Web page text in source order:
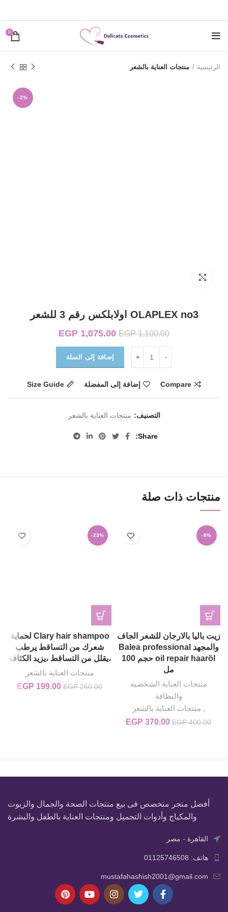
0
الرئيسية منتجات العناية بالشعر
-2%
OLAPLEX no3 اولابلكس رقم 3 للشعر
EGP1,100.00
السعر الأصلي هو:
EGP 1,100.00.
EGP 1,075.00
إضافة إلى السلة
Compare إضافة إلى المفضلة Size Guide
التصنيف: منتجات العناية بالشعر
Share
منتجات ذات صلة
-8%
زيت باليا بالارجان للشعر الجاف
والمجهد Balea professional
oil repair haaröl حجم 100
مل
منتجات العناية الشخصية
والنظافة
, منتجات العناية بالشعر
EGP400.00 السعر الأصلي هو: EGP 400.00.
EGP 370.00
-23%
Clary hair shampoo لحماية
شعرك من التساقط يرطب
،يقلل من التساقط ،يزيد الكثافة
منتجات العناية بالشعر
EGP260.00
السعر الأصلي
EGP 199.00
أفضل متجر متخصص فى بيع منتجات الصحة والجمال والزيوت
والمكياج وأدوات التجميل ومنتجات العناية بالطفل والبشرة
القاهرة - مصر
هاتف: 01125746508
mustafahashish2001@gmail.com